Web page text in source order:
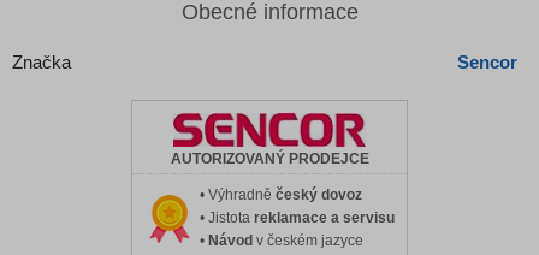
Obecné informace
Značka Sencor
AUTORIZOVANÝ PRODEJCE
• Výhradně český dovoz
• Jistota reklamace a servisu
• Návod v českém jazyce